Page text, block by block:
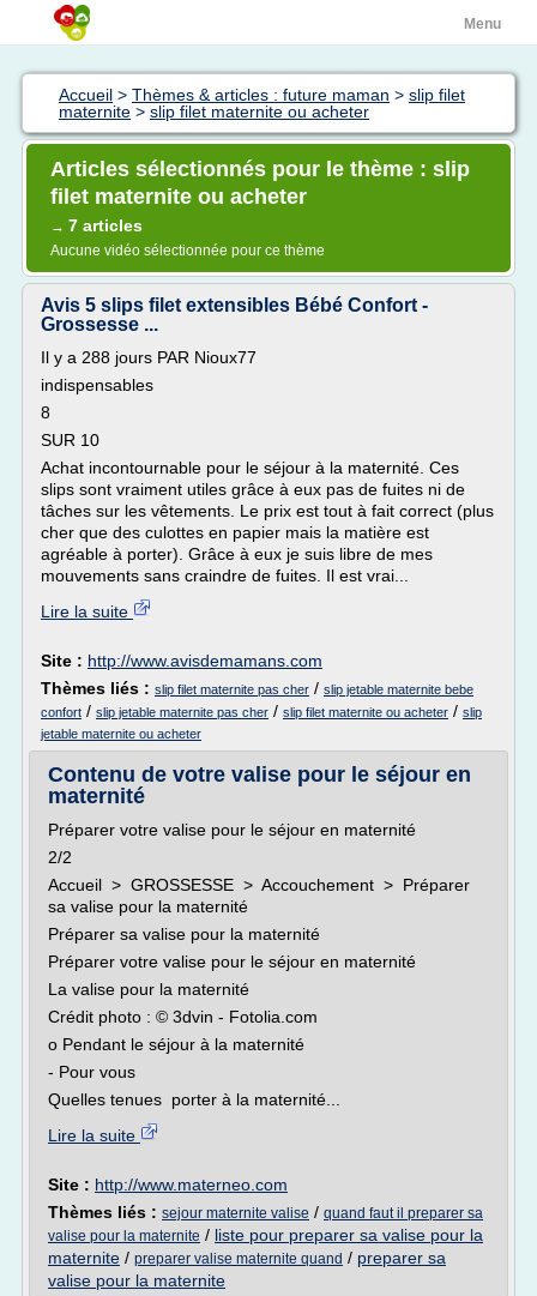
Menu
Accueil > Thèmes & articles : future maman > slip filet
maternite > slip filet maternite ou acheter
Articles sélectionnés pour le thème : slip
filet maternite ou acheter
→ 7 articles
Aucune vidéo sélectionnée pour ce thème
Avis 5 slips filet extensibles Bébé Confort -
Grossesse ...
Il y a 288 jours PAR Nioux77
indispensables
8
SUR 10
Achat incontournable pour le séjour à la maternité. Ces
slips sont vraiment utiles grâce à eux pas de fuites ni de
tâches sur les vêtements. Le prix est tout à fait correct (plus
cher que des culottes en papier mais la matière est
agréable à porter). Grâce à eux je suis libre de mes
mouvements sans craindre de fuites. Il est vrai...
Lire la suite
Site : http://www.avisdemamans.com
Thèmes liés : slip filet maternite pas cher / slip jetable maternite bebe
confort / slip jetable maternite pas cher / slip filet maternite ou acheter / slip
jetable maternite ou acheter
Contenu de votre valise pour le séjour en
maternité
Préparer votre valise pour le séjour en maternité
2/2
Accueil > GROSSESSE > Accouchement > Préparer
sa valise pour la maternité
Préparer sa valise pour la maternité
Préparer votre valise pour le séjour en maternité
La valise pour la maternité
Crédit photo : © 3dvin - Fotolia.com
o Pendant le séjour à la maternité
- Pour vous
Quelles tenues porter à la maternité...
Lire la suite
Site : http://www.materneo.com
Thèmes liés : sejour maternite valise / quand faut il preparer sa
valise pour la maternite / liste pour preparer sa valise pour la
maternite / preparer valise maternite quand / preparer sa
valise pour la maternite